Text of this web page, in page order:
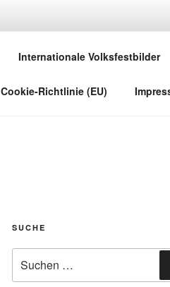
Internationale Volksfestbilder
Cookie-Richtlinie (EU)
SUCHE
nach: